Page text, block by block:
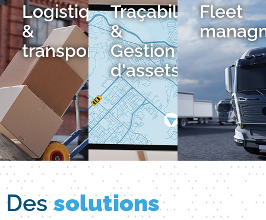
Logistiques
&
transports
Traçabilité
&
Gestion
d'assets
Fleet
Dessolutions